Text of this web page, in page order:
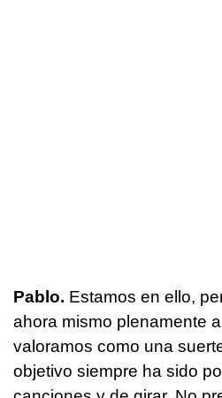
Pablo. Estamos en ello,
ahora mismo plenamente
valoramos como una
objetivo siempre ha sido